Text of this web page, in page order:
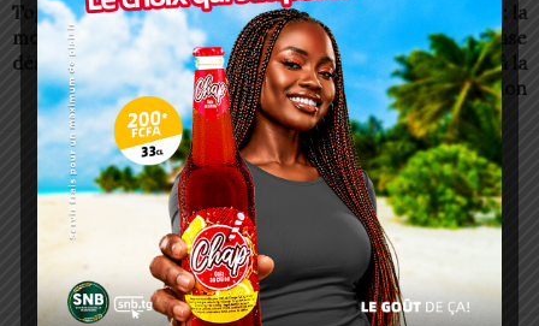
Togo/UNREC: des lycéens
mobilisés pour le
désarmement
Université de Kara : la
HAPLUCIA lance à la phase
pré-test de l’éducation à la
lutte contre la corruption
Charbel SOSSOUVI